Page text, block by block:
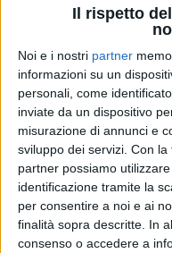
Il rispetto
Noi e i nostri partner
informazioni su un
personali, come
inviate da un dispositivo
misurazione di annunci e
sviluppo dei servizi. Con la
partner possiamo
identificazione tramite la
per consentire a noi e ai
finalità sopra descritte. In
consenso o accedere a